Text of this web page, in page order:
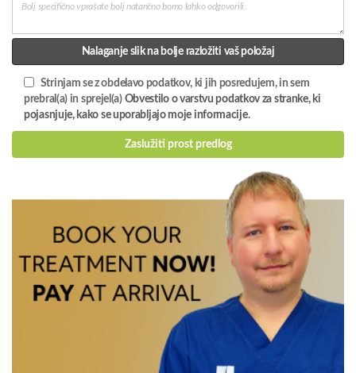
Bolj specifično vprašate bolj natančno bomo lahko odgovorili.
Nalaganje slik na bolje razložiti vaš položaj
Strinjam se z obdelavo podatkov, ki jih posredujem, in sem
prebral(a) in sprejel(a) Obvestilo o varstvu podatkov za stranke, ki
pojasnjuje, kako se uporabljajo moje informacije.
Zaslužiti prost predlog